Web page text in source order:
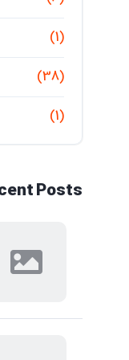
(1)
(38)
(1)
Posts